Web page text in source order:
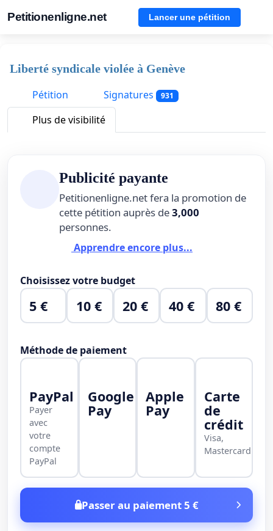
Petitionenligne.net Lancer une pétition
Liberté syndicale violée à Genève
Pétition
Signatures 931
Plus de visibilité
Publicité payante
Petitionenligne.net fera la promotion de
cette pétition auprès de3,000
personnes.
Apprendre encore plus...
Choisissez votre budget
5 € 10 € 20 € 40 € 80 €
Méthode de paiement
PayPal
Payer
avec
votre
compte
PayPal
Google
Pay
Apple
Pay
Carte
de
crédit
Visa,
Mastercard
Passer au paiement 5 €